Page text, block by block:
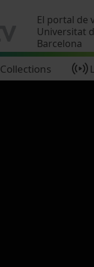
El portal de
Universitat
Barcelona
Collections